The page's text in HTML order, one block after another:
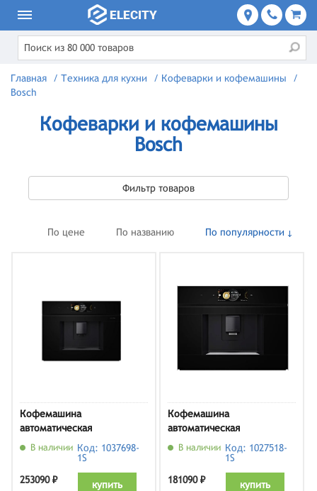
Главная / Техника для кухни / Кофеварки и кофемашины
/
Bosch
Кофеварки и кофемашины
Bosch
Фильтр товаров
По цене По названию По популярности
Кофемашина
автоматическая
встраиваемая Bosch
CTL9181D0, черный
В наличии Код: 1037698-
1S
253090 ₽
купить
Кофемашина
автоматическая
встраиваемая Bosch
CTL7181B0, черный
В наличии Код: 1027518-
1S
181090 ₽
купить